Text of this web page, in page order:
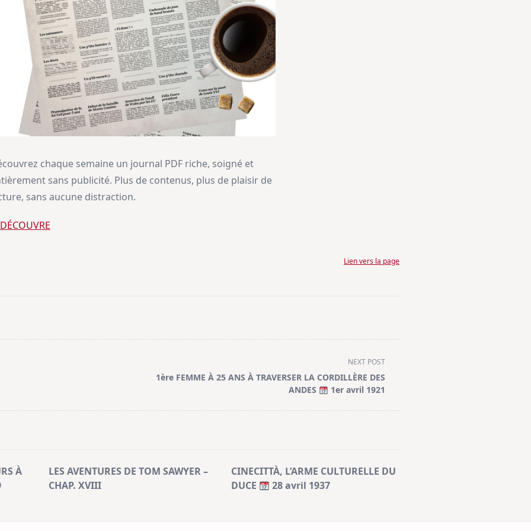
chaque semaine un journal PDF riche, soigné et
sans publicité. Plus de contenus, plus de plaisir de
sans aucune distraction.
DÉCOUVRE
Lien vers la page
NEXT POST
1ère FEMME À 25 ANS À TRAVERSER LA CORDILLÈRE DES
ANDES
1er avril 1921
À
LES AVENTURES DE TOM SAWYER –
CHAP. XVIII
CINECITTÀ, L’ARME CULTURELLE DU
DUCE
28 avril 1937